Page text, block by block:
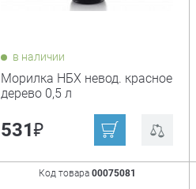
в наличии
Морилка НБХ невод. красное
дерево 0,5 л
531₽
Код товара 00075081